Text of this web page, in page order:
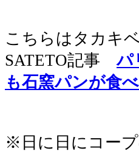
こちらはタカキ
SATETO記事パ
も石窯パンが食
※日に日にコー